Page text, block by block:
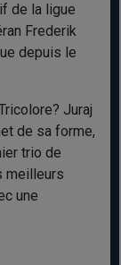
de la ligue
Frederik
depuis le
Juraj
de sa forme,
trio de
meilleurs
une